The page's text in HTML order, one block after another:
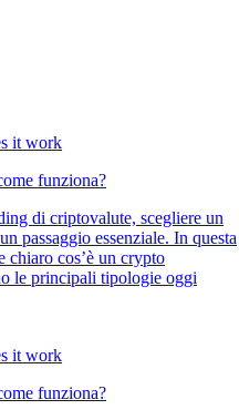
funziona?
di criptovalute, scegliere un
passaggio essenziale. In questa
chiaro cos’è un crypto
le principali tipologie oggi
funziona?